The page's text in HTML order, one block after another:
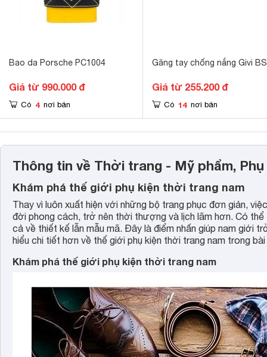
Bao da Porsche PC1004
Giá từ 990.000 đ
Có 4 nơi bán
Găng tay chống nắng Givi
Giá từ 255.200 đ
Có 14 nơi bán
Thông tin về Thời trang - Mỹ phẩm,
Khám phá thế giới phụ kiện thời trang nam
Thay vì luôn xuất hiện với những bộ trang phục đơn giản,
đời phong cách, trở nên thời thượng và lịch lãm hơn. Có
cả về thiết kế lẫn mẫu mã. Đây là điểm nhấn giúp nam giới
hiểu chi tiết hơn về thế giới phụ kiện thời trang nam trong
Khám phá thế giới phụ kiện thời trang nam